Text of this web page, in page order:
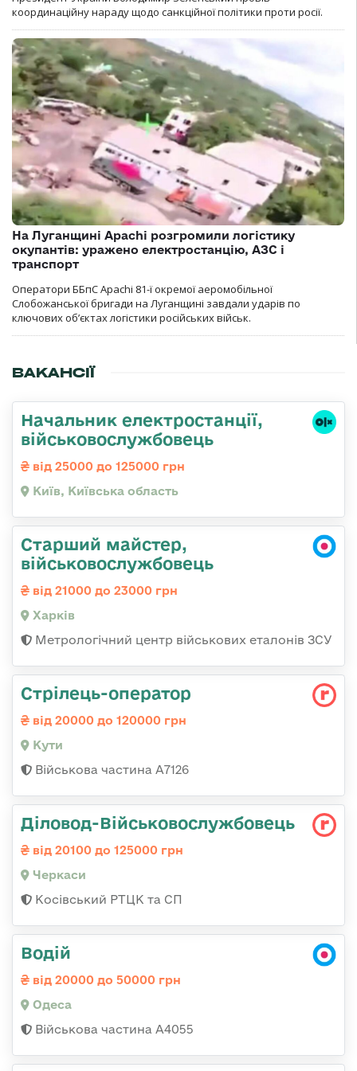
координаційну нараду щодо санкційної політики проти росії.
На Луганщині Apachi розгромили логістику
окупантів: уражено електростанцію, АЗС і
транспорт
Оператори ББпС Apachi 81-ї окремої аеромобільної
Слобожанської бригади на Луганщині завдали ударів по
ключових об’єктах логістики російських військ.
ВАКАНСІЇ
Начальник електpостанції,
військовослужбовець
від 25000 до 125000 грн
Київ, Київська область
Старший майстер,
військовослужбовець
від 21000 до 23000 грн
Харків
Метрологічний центр військових еталонів ЗСУ
Стрілець-оператор
від 20000 до 120000 грн
Кути
Військова частина А7126
Діловод-Військовослужбовець
від 20100 до 125000 грн
Черкаси
Косівський РТЦК та СП
Водій
від 20000 до 50000 грн
Одеса
Військова частина А4055